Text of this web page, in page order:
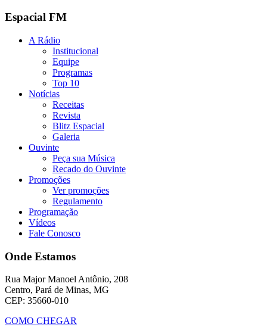
Espacial FM
A Rádio
Institucional
Equipe
Programas
Top 10
Notícias
Receitas
Revista
Blitz Espacial
Galeria
Ouvinte
Peça sua Música
Recado do Ouvinte
Promoções
Ver promoções
Regulamento
Programação
Vídeos
Fale Conosco
Onde Estamos
Rua Major Manoel Antônio, 208
Centro, Pará de Minas, MG
CEP: 35660-010
COMO CHEGAR